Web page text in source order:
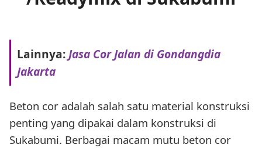
Lainnya:Jasa Cor Jalan di Gondangdia
Jakarta
Beton cor adalah salah satu material konstruksi
penting yang dipakai dalam konstruksi di
Sukabumi. Berbagai macam mutu beton cor